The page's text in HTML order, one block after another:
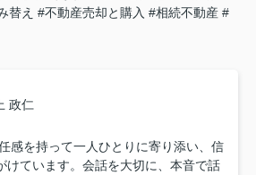
替え #不動産売却と購入 #相続不動産 #
政仁
感を持って一人ひとりに寄り添い、信
けています。会話を大切に、本音で話